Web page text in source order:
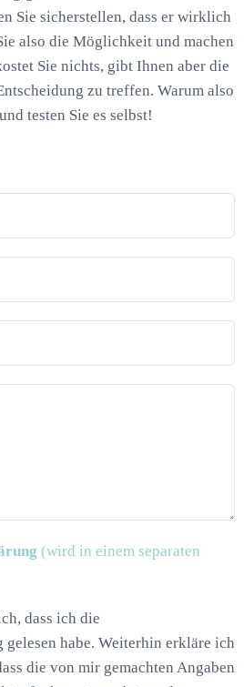
Sie sicherstellen, dass er wirklich
also die Möglichkeit und machen
Sie nichts, gibt Ihnen aber die
zu treffen. Warum also
testen Sie es selbst!
(wird in einem separaten
dass ich die
habe. Weiterhin erkläre ich
die von mir gemachten Angaben